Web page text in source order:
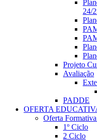
24/
Projeto
Avaliação
PADDE
OFERTA
Oferta
1º Ciclo
2 Ciclo